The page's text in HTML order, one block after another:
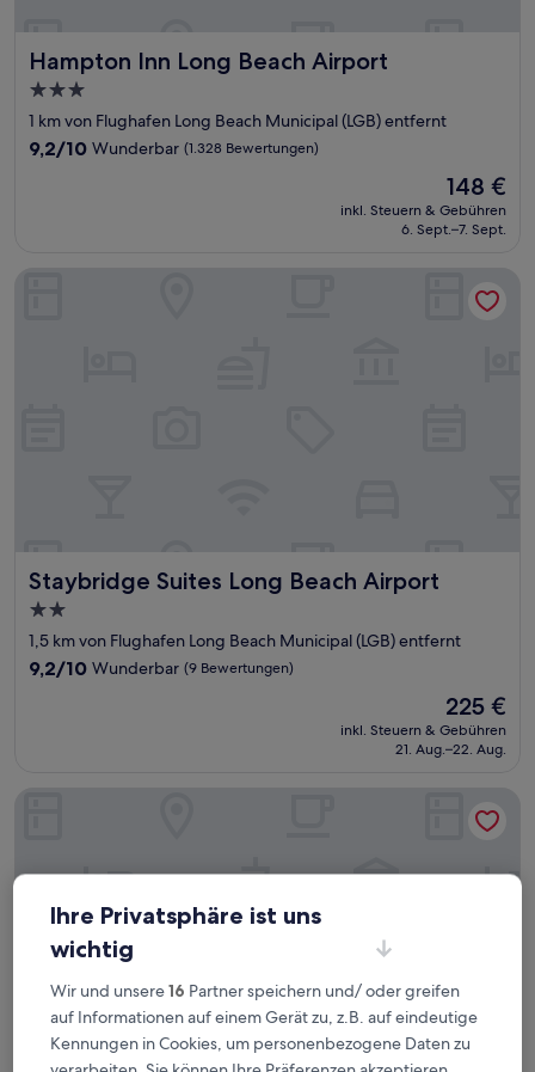
Hampton Inn Long Beach Airport
Hampton Inn Long Beach Airport
3.0-
Sterne-
Unterkunft
1 km von Flughafen Long Beach Municipal (LGB) entfernt
9.2
9,2/10 Wunderbar (1.328 Bewertungen)
Der
Preis
beträgt
148 €
inkl. Steuern & Gebühren
6. Sept.–7. Sept.
Staybridge Suites Long Beach Airport
Staybridge Suites Long Beach Airport
2.0-
Sterne-
Unterkunft
1,5 km von Flughafen Long Beach Municipal (LGB) entfernt
9.2
9,2/10 Wunderbar (9 Bewertungen)
Der
Preis
beträgt
225 €
inkl. Steuern & Gebühren
21. Aug.–22. Aug.
Staybridge Suites Long Beach Airport
Ihre Privatsphäre ist uns
wichtig
Wir und unsere16 Partner speichern und/ oder greifen
auf Informationen auf einem Gerät zu, z.B. auf eindeutige
Kennungen in Cookies, um personenbezogene Daten zu